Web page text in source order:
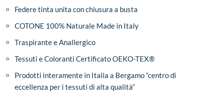
Federe tinta unita con chiusura a busta
COTONE 100% Naturale Made in Italy
Traspirante e Anallergico
Tessuti e Coloranti Certificato OEKO-TEX®
Prodotti interamente in Italia a Bergamo “centro di
eccellenza per i tessuti di alta qualità”